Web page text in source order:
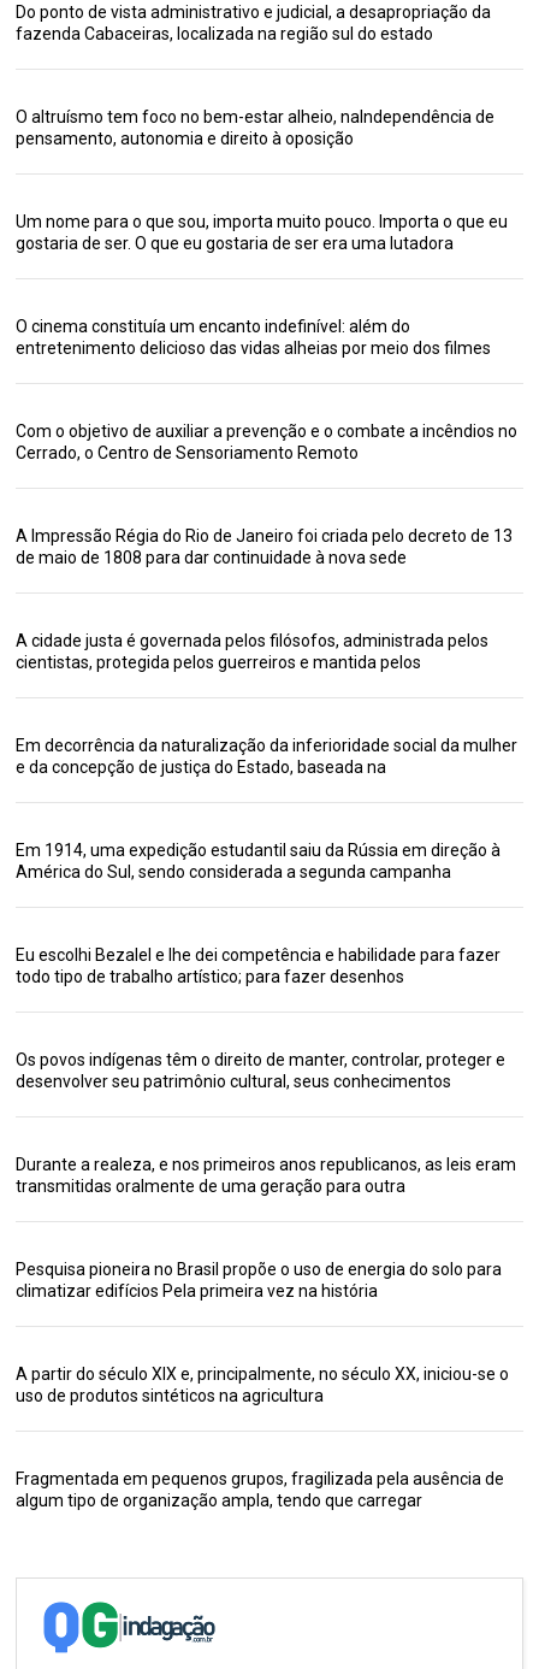
Do ponto de vista administrativo e judicial, a desapropriação da
fazenda Cabaceiras, localizada na região sul do estado
O altruísmo tem foco no bem-estar alheio, naIndependência de
pensamento, autonomia e direito à oposição
Um nome para o que sou, importa muito pouco. Importa o que eu
gostaria de ser. O que eu gostaria de ser era uma lutadora
O cinema constituía um encanto indefinível: além do
entretenimento delicioso das vidas alheias por meio dos filmes
Com o objetivo de auxiliar a prevenção e o combate a incêndios no
Cerrado, o Centro de Sensoriamento Remoto
A Impressão Régia do Rio de Janeiro foi criada pelo decreto de 13
de maio de 1808 para dar continuidade à nova sede
A cidade justa é governada pelos filósofos, administrada pelos
cientistas, protegida pelos guerreiros e mantida pelos
Em decorrência da naturalização da inferioridade social da mulher
e da concepção de justiça do Estado, baseada na
Em 1914, uma expedição estudantil saiu da Rússia em direção à
América do Sul, sendo considerada a segunda campanha
Eu escolhi Bezalel e lhe dei competência e habilidade para fazer
todo tipo de trabalho artístico; para fazer desenhos
Os povos indígenas têm o direito de manter, controlar, proteger e
desenvolver seu patrimônio cultural, seus conhecimentos
Durante a realeza, e nos primeiros anos republicanos, as leis eram
transmitidas oralmente de uma geração para outra
Pesquisa pioneira no Brasil propõe o uso de energia do solo para
climatizar edifícios Pela primeira vez na história
A partir do século XIX e, principalmente, no século XX, iniciou-se o
uso de produtos sintéticos na agricultura
Fragmentada em pequenos grupos, fragilizada pela ausência de
algum tipo de organização ampla, tendo que carregar